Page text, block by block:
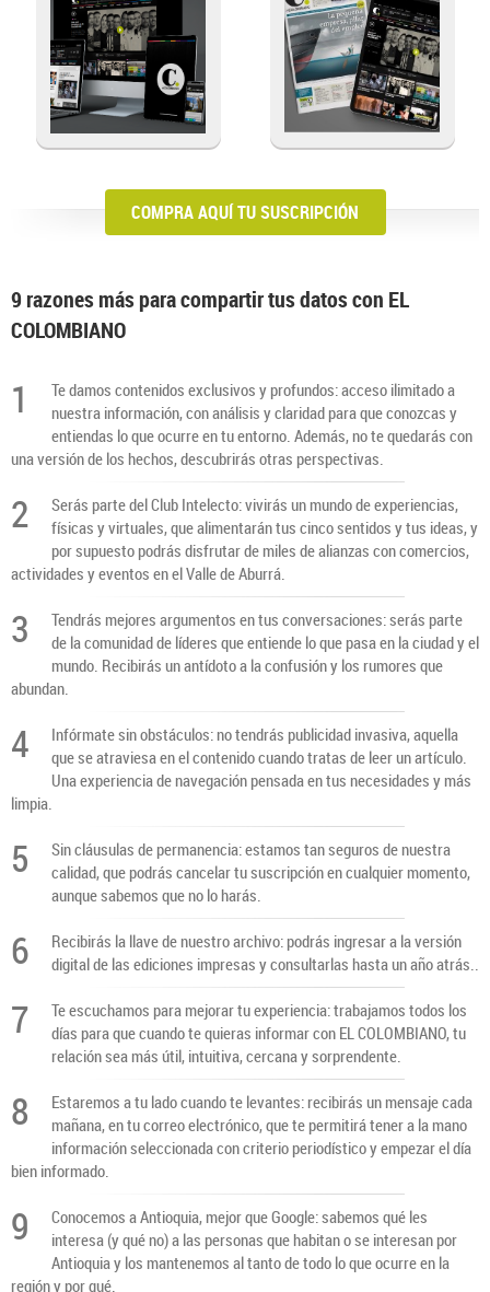
COMPRA AQUÍ TU SUSCRIPCIÓN
9 razones más para compartir tus datos con EL
COLOMBIANO
1
Te damos contenidos exclusivos y profundos: acceso ilimitado a
nuestra información, con análisis y claridad para que conozcas y
entiendas lo que ocurre en tu entorno. Además, no te quedarás con
una versión de los hechos, descubrirás otras perspectivas.
2
Serás parte del Club Intelecto: vivirás un mundo de experiencias,
físicas y virtuales, que alimentarán tus cinco sentidos y tus ideas, y
por supuesto podrás disfrutar de miles de alianzas con comercios,
actividades y eventos en el Valle de Aburrá.
3
Tendrás mejores argumentos en tus conversaciones: serás parte
de la comunidad de líderes que entiende lo que pasa en la ciudad y el
mundo. Recibirás un antídoto a la confusión y los rumores que
abundan.
4
Infórmate sin obstáculos: no tendrás publicidad invasiva, aquella
que se atraviesa en el contenido cuando tratas de leer un artículo.
Una experiencia de navegación pensada en tus necesidades y más
limpia.
5
Sin cláusulas de permanencia: estamos tan seguros de nuestra
calidad, que podrás cancelar tu suscripción en cualquier momento,
aunque sabemos que no lo harás.
6
Recibirás la llave de nuestro archivo: podrás ingresar a la versión
digital de las ediciones impresas y consultarlas hasta un año atrás..
7
Te escuchamos para mejorar tu experiencia: trabajamos todos los
días para que cuando te quieras informar con EL COLOMBIANO, tu
relación sea más útil, intuitiva, cercana y sorprendente.
8
Estaremos a tu lado cuando te levantes: recibirás un mensaje cada
mañana, en tu correo electrónico, que te permitirá tener a la mano
información seleccionada con criterio periodístico y empezar el día
bien informado.
9
Conocemos a Antioquia, mejor que Google: sabemos qué les
interesa (y qué no) a las personas que habitan o se interesan por
Antioquia y los mantenemos al tanto de todo lo que ocurre en la
región y por qué.